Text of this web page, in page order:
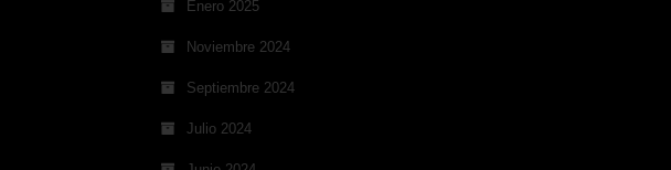
Enero 2025
Noviembre 2024
Septiembre 2024
Julio 2024